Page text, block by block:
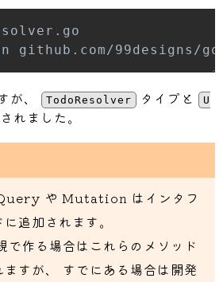
が、 TodoResolver タイプと
U
れました。
や Mutation はインタフ
追加されます。
作る場合はこれらのメソッド
すが、 すでにある場合は開発